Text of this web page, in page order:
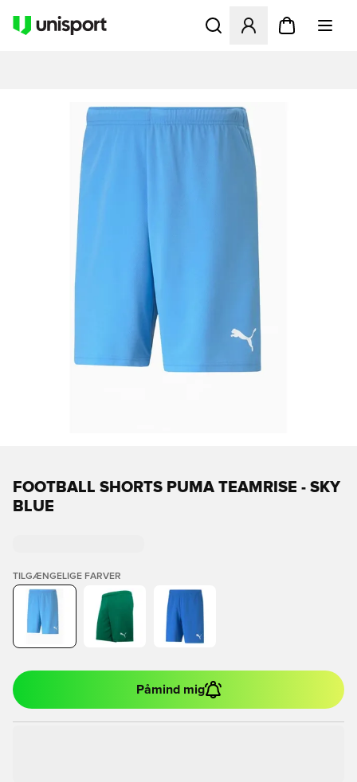
Åbner en Modal til at
FOOTBALL SHORTS PUMA TEAMRISE - SKY
BLUE
TILGÆNGELIGE FARVER
Påmind mig